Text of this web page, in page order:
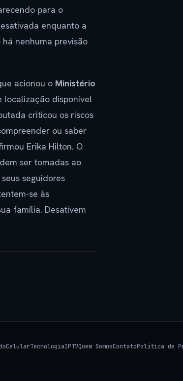
para o
enquanto a
nenhuma previsão
acionou o Ministério
localização disponível
criticou os riscos
ou saber
Erika Hilton. O
ser tomadas ao
seguidores
se às
família. Desativem
CelularTecnologiaIPTVQuem SomosContatoPolítica de